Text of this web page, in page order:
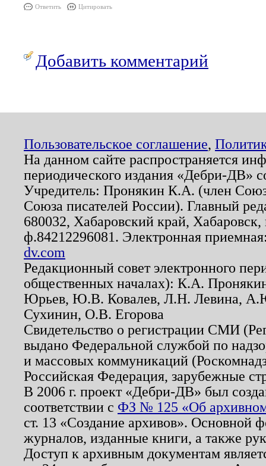
Ответить Цитировать
Добавить комментарий
Пользовательское соглашение,
На данном сайте распространяется
периодического издания «Дебри-ДВ»
Учредитель: Пронякин К.А. (член
Союза писателей России). Главный
680032, Хабаровский край,
ф.84212296081. Электронная
dv.com
Редакционный совет электронного
общественных началах): К.А.
Юрьев, Ю.В. Ковалев, Л.Н. Левина,
Сухинин, О.В. Егорова
Свидетельство о регистрации СМИ
выдано Федеральной службой по
и массовых коммуникаций
Российская Федерация, зарубежные
В 2006 г. проект «Дебри-ДВ» был
соответствии с ФЗ № 125 «Об
ст. 13 «Создание архивов». Основной
журналов, изданные книги, а также
Доступ к архивным документам